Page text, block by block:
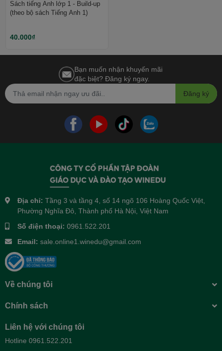
Sách tiếng Anh lớp 1 - Build-up
(theo bộ sách Tiếng Anh 1)
40.000₫
Bạn muốn nhận khuyến mãi
đặc biệt? Đăng ký ngay.
Đăng ký
Địa chỉ: Tầng 3 và tầng 4, số 14 ngõ 106 Hoàng Quốc Việt,
Phường Nghĩa Đô, Thành phố Hà Nội, Việt Nam
Số điện thoại: 0961.522.201
Email: sale.online1.winedu@gmail.com
Về chúng tôi
Chính sách
Liên hệ với chúng tôi
Hotline 0961.522.201